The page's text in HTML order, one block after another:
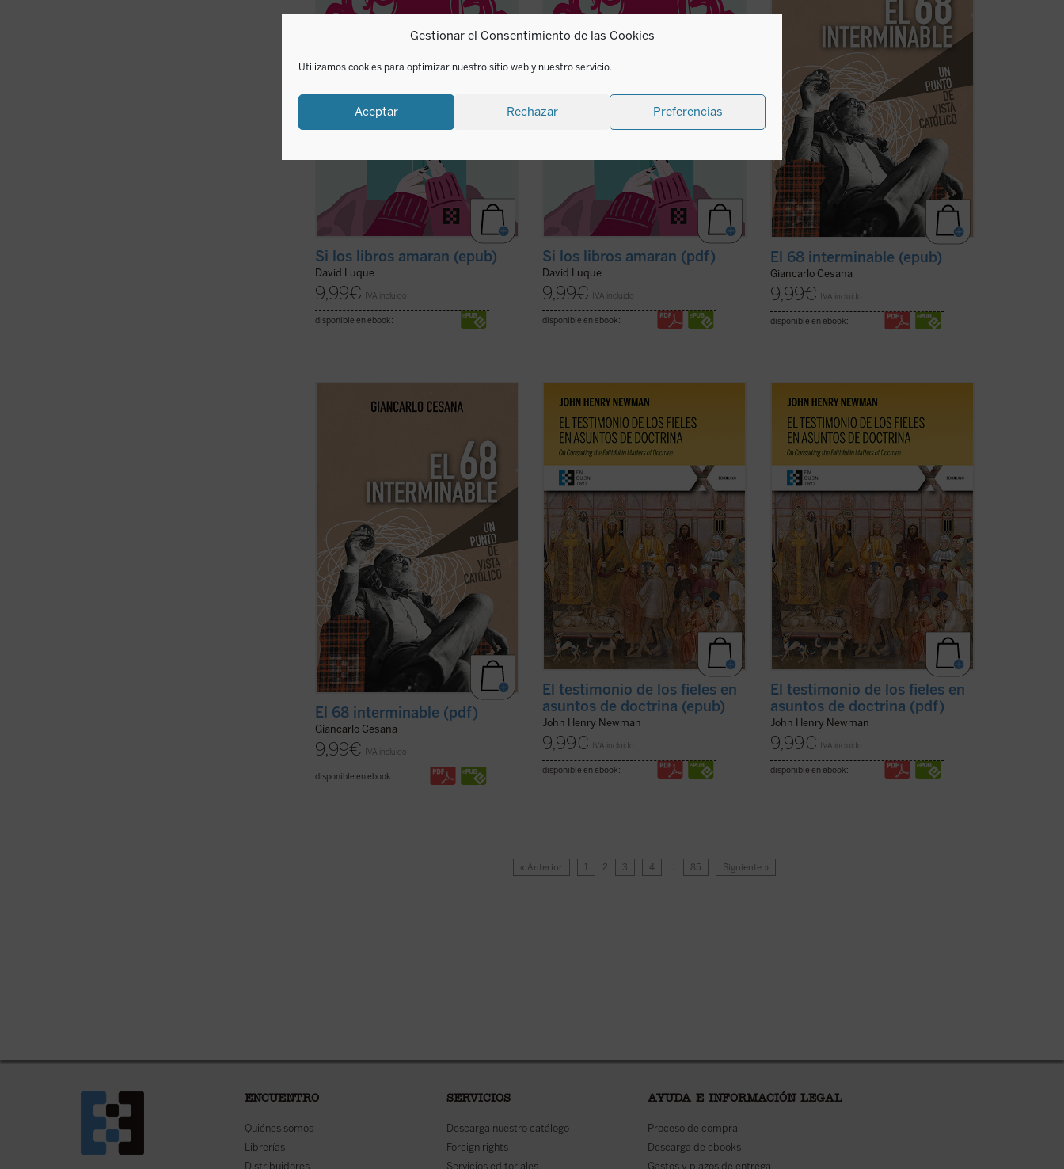
Gestionar el Consentimiento de las Cookies
Utilizamos cookies para optimizar nuestro sitio web y nuestro servicio.
Aceptar Rechazar Preferencias
conjunto de ensayos que pueden ser
(ver ficha)
Si los libros amaran (epub)
David Luque
9,99€ IVA incluido
disponible en ebook:
conjunto de ensayos que pueden ser
cualquiera ... (ver ficha)
Si los libros amaran (pdf)
David Luque
9,99€ IVA incluido
disponible en ebook:
la tradición, considerando también sus
consecuencias sociales, políticas y
morales, normalmente ...
(ver ficha)
El 68 interminable (epub)
Giancarlo Cesana
9,99€ IVA incluido
disponible en ebook:
Giancarlo Cesana afirma que vivimos un
acontecimientos de 1968 y la ruptura con
la tradición, considerando también sus
consecuencias sociales, políticas y
morales, normalmente ...
(ver ficha)
El 68 interminable (pdf)
Giancarlo Cesana
9,99€ IVA incluido
disponible en ebook:
El testimonio de los fieles en asuntos de
doctrinaes uno de los textos más
significativos de John Henry Newman en
su etapa católica. Publicado en 1859 en
cuestión decisiva en la vida de la ...(ver
ficha)
El testimonio de los fieles en
asuntos de doctrina (epub)
John Henry Newman
9,99€ IVA incluido
disponible en ebook:
El testimonio de los fieles en asuntos de
doctrinaes uno de los textos más
significativos de John Henry Newman en
su etapa católica. Publicado en 1859 en
cuestión decisiva en la vida de la ...(ver
ficha)
El testimonio de los fieles en
asuntos de doctrina (pdf)
John Henry Newman
9,99€ IVA incluido
disponible en ebook:
« Anterior 1 2 3 4 … 85 Siguiente »
ENCUENTRO
Quiénes somos
Librerías
Distribuidores
SERVICIOS
Descarga nuestro catálogo
Foreign rights
Servicios editoriales
AYUDA E INFORMACIÓN LEGAL
Proceso de compra
Descarga de ebooks
Gastos y plazos de entrega